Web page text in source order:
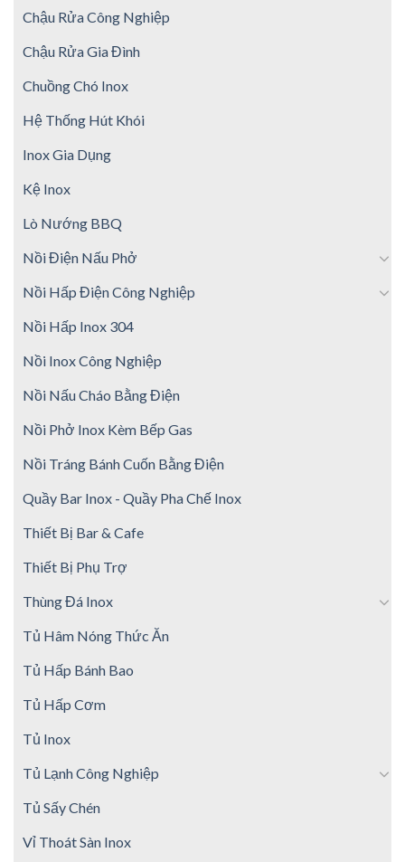
Chậu Rửa Công Nghiệp
Chậu Rửa Gia Đình
Chuồng Chó Inox
Hệ Thống Hút Khói
Inox Gia Dụng
Kệ Inox
Lò Nướng BBQ
Nồi Điện Nấu Phở
Nồi Hấp Điện Công Nghiệp
Nồi Hấp Inox 304
Nồi Inox Công Nghiệp
Nồi Nấu Cháo Bằng Điện
Nồi Phở Inox Kèm Bếp Gas
Nồi Tráng Bánh Cuốn Bằng Điện
Quầy Bar Inox - Quầy Pha Chế Inox
Thiết Bị Bar & Cafe
Thiết Bị Phụ Trợ
Thùng Đá Inox
Tủ Hâm Nóng Thức Ăn
Tủ Hấp Bánh Bao
Tủ Hấp Cơm
Tủ Inox
Tủ Lạnh Công Nghiệp
Tủ Sấy Chén
Vỉ Thoát Sàn Inox